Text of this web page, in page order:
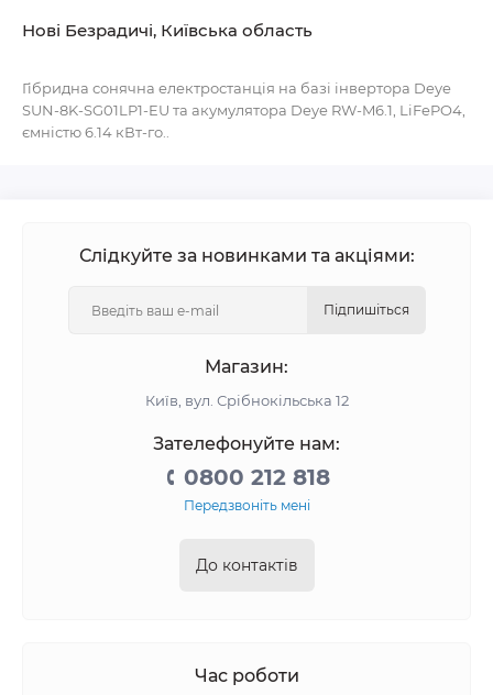
Нові Безрадичі, Київська область
Гібридна сонячна електростанція на базі інвертора Deye
SUN-8K-SG01LP1-EU та акумулятора Deye RW-M6.1, LiFePO4,
ємністю 6.14 кВт-го..
Слідкуйте за новинками та акціями:
Підпишіться
Магазин:
Київ, вул. Срібнокільська 12
Зателефонуйте нам:
0800 212 818
Передзвоніть мені
До контактів
Час роботи